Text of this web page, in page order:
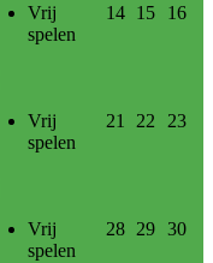
Vrij
spelen
14 15 16
Vrij
spelen
21 22 23
Vrij
spelen
28 29 30